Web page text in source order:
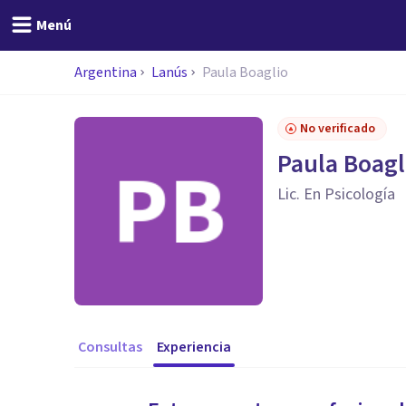
Menú
Argentina Lanús Paula Boaglio
No verificado
Paula
Lic. En Psicología
Consultas Experiencia